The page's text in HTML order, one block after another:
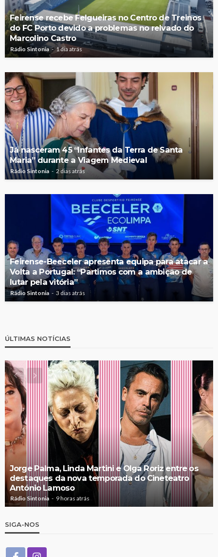
Feirense recebe Felgueiras no Centro de Treinos
do FC Porto devido a problemas no relvado do
Marcolino Castro
Rádio Sintonia 1 dia atrás
Já nasceram 45 “Infantes da Terra de Santa
Maria” durante a Viagem Medieval
Rádio Sintonia 2 dias atrás
Feirense-Beeceler apresenta equipa para atacar a
Volta a Portugal: “Partimos com a ambição de
lutar pela vitória”
Rádio Sintonia 3 dias atrás
ÚLTIMAS NOTÍCIAS
Jorge Palma, Linda Martini e Olga Roriz entre os
destaques da nova temporada do Cineteatro
António Lamoso
Rádio Sintonia 9 horas atrás
SIGA-NOS